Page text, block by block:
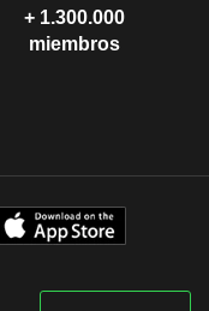
+ 1.300.000
miembros